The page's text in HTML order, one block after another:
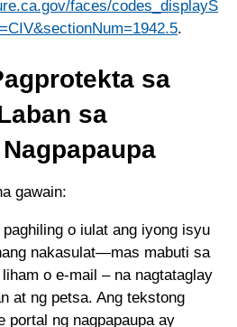
faces/codes_displayS
.
sa
sa
gawain:
o iulat ang iyong isyu
nakasulat—mas mabuti sa
o e-mail – na nagtataglay
at ng petsa. Ang tekstong
portal ng nagpapaupa ay